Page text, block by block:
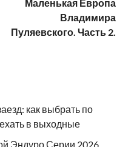
Маленькая Европа
Владимира
Пуляевского. Часть 2.
как выбрать по
в выходные
Эндуро Серии 2026